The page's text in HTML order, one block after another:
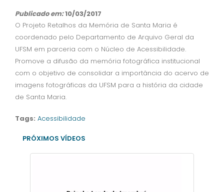
Publicado em:10/03/2017
O Projeto Retalhos da Memória de Santa Maria é
coordenado pelo Departamento de Arquivo Geral da
UFSM em parceria com o Núcleo de Acessibilidade.
Promove a difusão da memória fotográfica institucional
com o objetivo de consolidar a importância do acervo de
imagens fotográficas da UFSM para a história da cidade
de Santa Maria.
Tags: Acessibilidade
PRÓXIMOS VÍDEOS